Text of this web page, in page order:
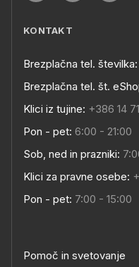
KONTAKT
Brezplačna tel. številka:
Brezplačna tel. št.
Klici iz tujine: +386 14
Pon - pet: 6:00 - 21:00
Sob, ned in prazniki:
Klici za pravne osebe:
Pon - pet: 7:00 - 15:00
Pomoč in svetovanje